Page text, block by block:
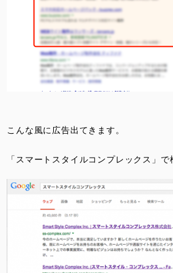
こんな風に広告出てきます。
「スマートスタイルコンプレックス」